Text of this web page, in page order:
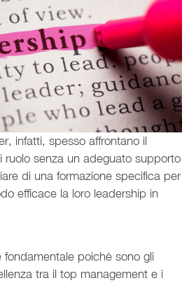
infatti, spesso affrontano il
ruolo senza un adeguato supporto
di una formazione specifica per
efficace la loro leadership in
fondamentale poichè sono gli
tra il top management e i